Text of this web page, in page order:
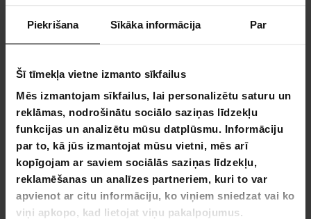
Piekrišana Sīkāka informācija Par
Šī tīmekļa vietne izmanto sīkfailus
Mēs izmantojam sīkfailus, lai personalizētu saturu un
reklāmas, nodrošinātu sociālo saziņas līdzekļu
funkcijas un analizētu mūsu datplūsmu. Informāciju
par to, kā jūs izmantojat mūsu vietni, mēs arī
kopīgojam ar saviem sociālās saziņas līdzekļu,
reklamēšanas un analīzes partneriem, kuri to var
apvienot ar citu informāciju, ko viņiem sniedzat vai ko
viņi apkopo, kad lietojat viņu pakalpojumus.
Lykke - Kur Inovacijos Susitinka su Paprastumu
aplinkoje su Lykke. Mūsų misija yra iš naujo apibrėžti namų
patobulinimą ir elektroniką, padaryti jį lengvesnį ir
malonesnį, kad būtų lengviau atnaujinti jūsų gyvenamąją
erdvę. Nuo draugiškų naudotojui savitarnos įrankių iki
naujausių namų technologijų, mes siūlome protingus
sprendimus, kurie pagerina jūsų namų patirtį. Nardykitės į
mūsų kolekciją ir rasite viską, ko jums reikia, kad jūsų namai
taptų ateities namais. Su Lykke, jūsų kitas projektas nėra tik
užduotis; tai yra galimybė inovuoti savo erdvę ir
supaprastinti savo gyvenimą.